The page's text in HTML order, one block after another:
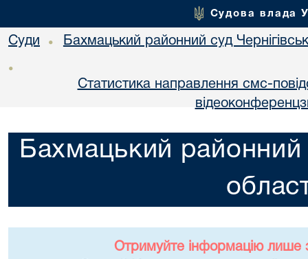
Судова влада
Суди • Бахмацький районний суд
•
Статистика направлення смс-
Бахмацький районний
Отримуйте інформацію лише